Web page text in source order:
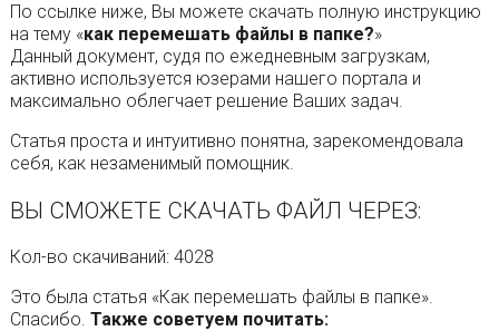
По ссылке ниже, Вы можете скачать полную инструкцию
на тему «как перемешать файлы в папке?»
Данный документ, судя по ежедневным загрузкам,
активно используется юзерами нашего портала и
максимально облегчает решение Ваших задач.
Статья проста и интуитивно понятна, зарекомендовала
себя, как незаменимый помощник.
ВЫ СМОЖЕТЕ СКАЧАТЬ ФАЙЛ ЧЕРЕЗ:
Кол-во скачиваний: 4028
Это была статья «Как перемешать файлы в папке».
Спасибо. Также советуем почитать: